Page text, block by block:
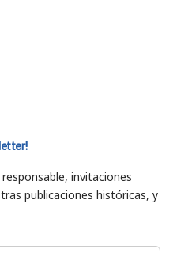
invitaciones
publicaciones históricas, y